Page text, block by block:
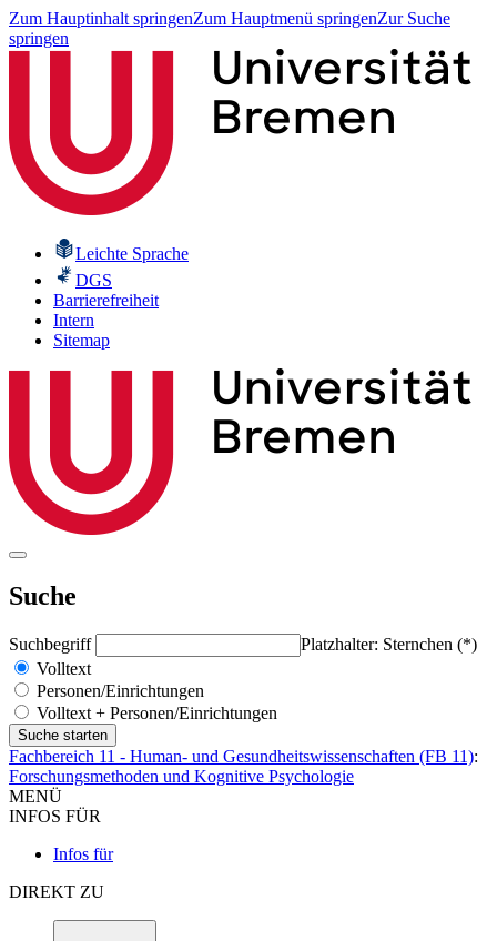
Zum Hauptinhalt springenZum Hauptmenü springenZur Suche
springen
Leichte Sprache
DGS
Barrierefreiheit
Intern
Sitemap
Suche
Suchbegriff
Platzhalter: Sternchen (*)
Volltext
Personen/Einrichtungen
Volltext + Personen/Einrichtungen
Fachbereich 11 - Human- und Gesundheitswissenschaften (FB 11):
Forschungsmethoden und Kognitive Psychologie
MENÜ
INFOS FÜR
Infos für
DIREKT ZU